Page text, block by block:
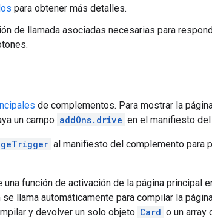
para obtener más detalles.
de llamada asociadas necesarias para
de complementos. Para mostrar la
un campo addOns.drive en el manifiesto
al manifiesto del complemento para
una función de activación de la página principal
llama automáticamente para compilar la
y devolver un solo objeto Card o un array